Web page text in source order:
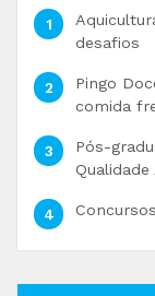
desafios
Pingo
comida
Pós-